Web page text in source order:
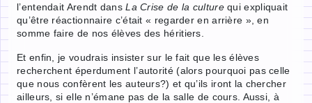
l’entendait Arendt dansLa Crise de la culturequi expliquait
qu’être réactionnaire c’était « regarder en arrière », en
somme faire de nos élèves des héritiers.
Et enfin, je voudrais insister sur le fait que les élèves
recherchent éperdument l’autorité (alors pourquoi pas celle
que nous confèrent les auteurs?) et qu’ils iront la chercher
ailleurs, si elle n’émane pas de la salle de cours. Aussi, à